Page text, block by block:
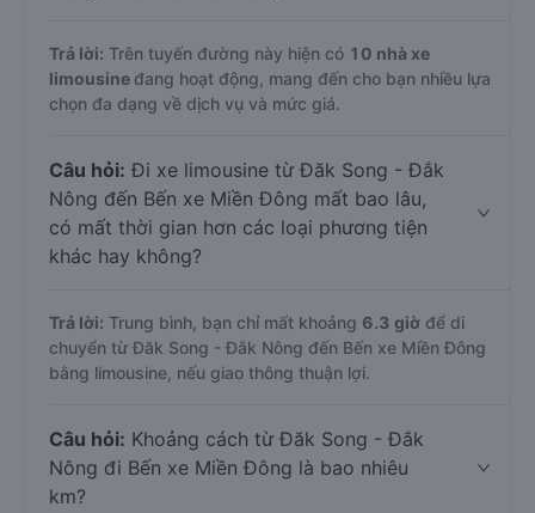
Trả lời: Trên tuyến đường này hiện có 10 nhà xe
limousine đang hoạt động, mang đến cho bạn nhiều lựa
chọn đa dạng về dịch vụ và mức giá.
Câu hỏi: Đi xe limousine từ Đăk Song - Đắk
Nông đến Bến xe Miền Đông mất bao lâu,
có mất thời gian hơn các loại phương tiện
khác hay không?
Trả lời: Trung bình, bạn chỉ mất khoảng 6.3 giờ để di
chuyển từ Đăk Song - Đắk Nông đến Bến xe Miền Đông
bằng limousine, nếu giao thông thuận lợi.
Câu hỏi: Khoảng cách từ Đăk Song - Đắk
Nông đi Bến xe Miền Đông là bao nhiêu
km?